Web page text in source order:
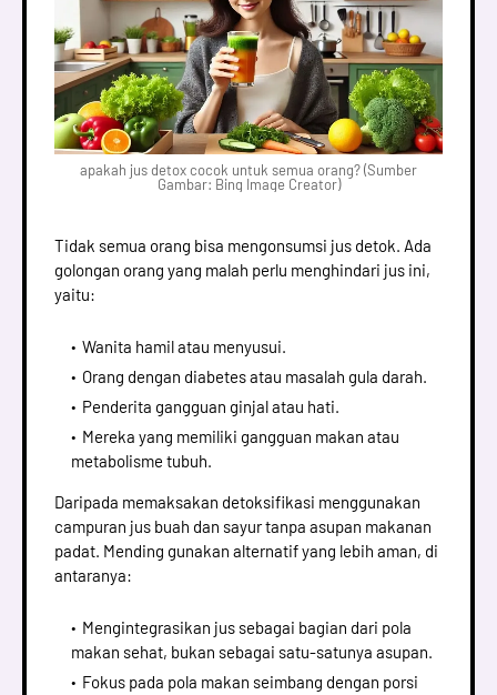
apakah jus detox cocok untuk semua orang? (Sumber
Gambar: Bing Image Creator)
Tidak semua orang bisa mengonsumsi jus detok. Ada
golongan orang yang malah perlu menghindari jus ini,
yaitu:
Wanita hamil atau menyusui.
Orang dengan diabetes atau masalah gula darah.
Penderita gangguan ginjal atau hati.
Mereka yang memiliki gangguan makan atau
metabolisme tubuh.
Daripada memaksakan detoksifikasi menggunakan
campuran jus buah dan sayur tanpa asupan makanan
padat. Mending gunakan alternatif yang lebih aman, di
antaranya:
Mengintegrasikan jus sebagai bagian dari pola
makan sehat, bukan sebagai satu-satunya asupan.
Fokus pada pola makan seimbang dengan porsi